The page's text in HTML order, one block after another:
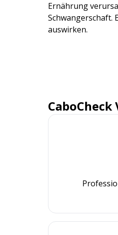
Ernährung
Schwangerschaft.
auswirken.